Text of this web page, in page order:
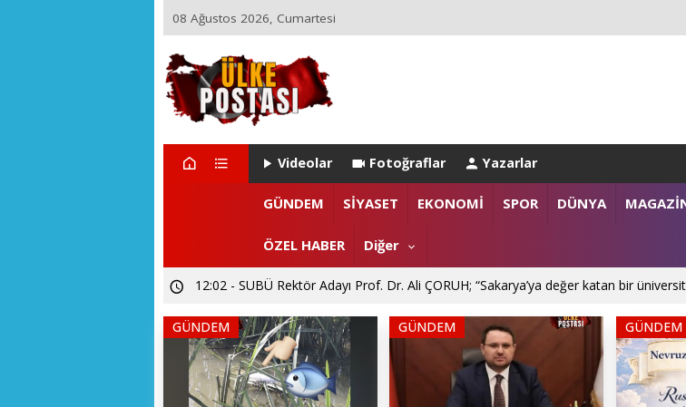
08 Ağustos 2026, Cumartesi
Videolar Fotoğraflar Yazarlar
GÜNDEM SİYASET EKONOMİ SPOR DÜNYA
ÖZEL HABER Diğer
22:29 - ZEYNEP ARI TETİK İSTANBUL EMNİYET MÜDÜRLÜĞÜ’NE ATANDI
15:55 - Levent CANDAN'dan Prof. Dr. Mehmet SARIBIYIK'a vefa ziyareti
12:02 - SUBÜ Rektör Adayı Prof. Dr. Ali ÇORUH; “Sakarya’ya değer katan bir
GÜNDEM GÜNDEM GÜNDEM